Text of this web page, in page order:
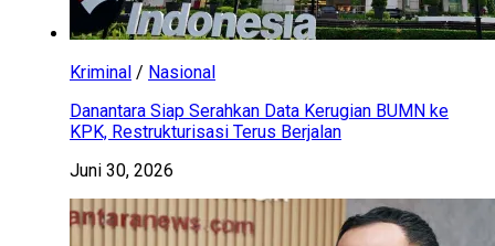
Kriminal / Nasional
Danantara Siap Serahkan Data Kerugian BUMN ke
KPK, Restrukturisasi Terus Berjalan
Juni 30, 2026